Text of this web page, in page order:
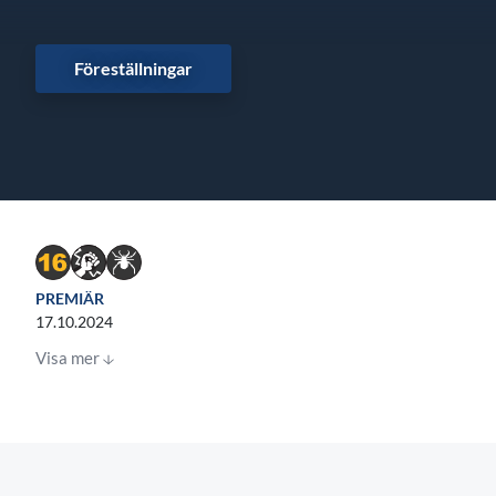
Föreställningar
PREMIÄR
17.10.2024
Visa mer